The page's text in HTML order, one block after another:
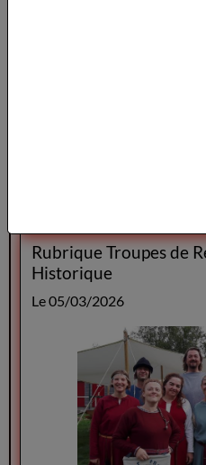
Rubrique Troupes de
Historique
Le 05/03/2026